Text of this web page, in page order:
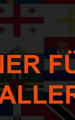
Bestellen Sie
Ihr